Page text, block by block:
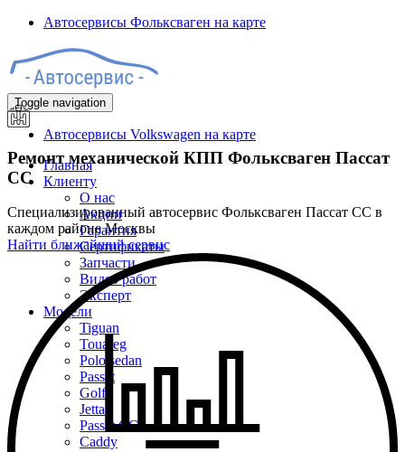
Автосервисы Фольксваген на карте
Toggle navigation
Автосервисы Volkswagen на карте
Главная
Клиенту
О нас
Акции
Гарантия
Сертификаты
Запчасти
Видео работ
Эксперт
Модели
Tiguan
Touareg
Polo sedan
Passat
Golf
Jetta
Passat CC
Caddy
Ремонт механической КПП Фольксваген Пассат
СС
Специализированный автосервис Фольксваген Пассат СС в
каждом районе Москвы
Найти ближайший сервис